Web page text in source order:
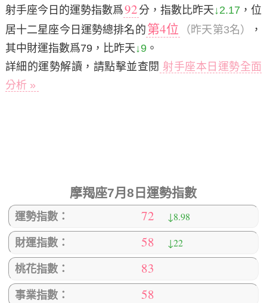
射手座今日的運勢指數爲92分，指數比昨天↓2.17 ，位
居十二星座今日運勢總排名的 第4位 （昨天第3名）
，
其中財運指數爲79，比昨天↓9。
詳細的運勢解讀，請點擊並查閱 射手座本日運勢全面
分析 »
摩羯座7月8日運勢指數
運勢指數： 72 ↓8.98
財運指數： 58 ↓22
桃花指數： 83
事業指數： 58